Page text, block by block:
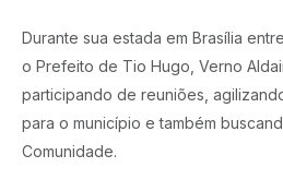
Durante sua estada em Brasília
o Prefeito de Tio Hugo, Verno
participando de reuniões,
para o município e também
Comunidade.